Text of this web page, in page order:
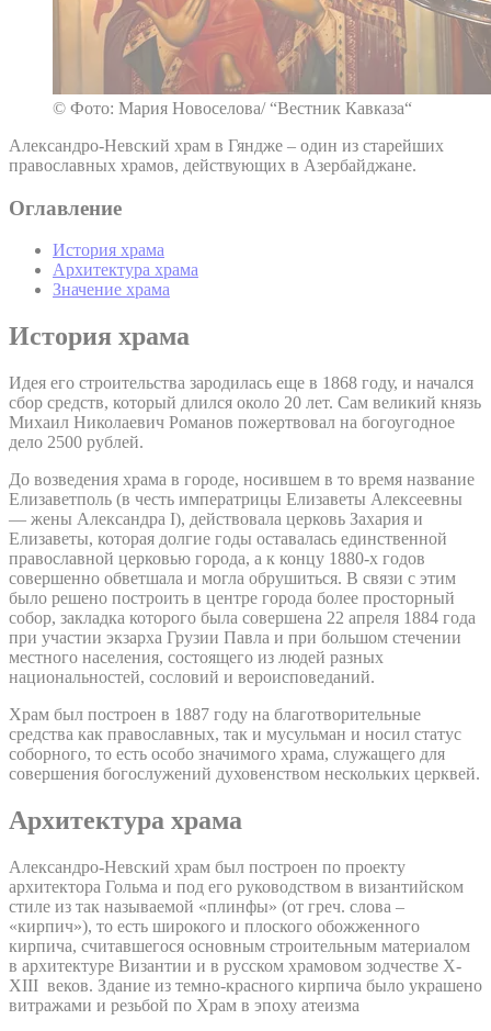
© Фото: Мария Новоселова/ “Вестник Кавказа“
Александро-Невский храм в Гяндже – один из старейших
православных храмов, действующих в Азербайджане.
Оглавление
История храма
Архитектура храма
Значение храма
История храма
Идея его строительства зародилась еще в 1868 году, и начался
сбор средств, который длился около 20 лет. Сам великий князь
Михаил Николаевич Романов пожертвовал на богоугодное
дело 2500 рублей.
До возведения храма в городе, носившем в то время название
Елизаветполь (в честь императрицы Елизаветы Алексеевны
— жены Александра I), действовала церковь Захария и
Елизаветы, которая долгие годы оставалась единственной
православной церковью города, а к концу 1880-х годов
совершенно обветшала и могла обрушиться. В связи с этим
было решено построить в центре города более просторный
собор, закладка которого была совершена 22 апреля 1884 года
при участии экзарха Грузии Павла и при большом стечении
местного населения, состоящего из людей разных
национальностей, сословий и вероисповеданий.
Храм был построен в 1887 году на благотворительные
средства как православных, так и мусульман и носил статус
соборного, то есть особо значимого храма, служащего для
совершения богослужений духовенством нескольких церквей.
Архитектура храма
Александро-Невский храм был построен по проекту
архитектора Гольма и под его руководством в византийском
стиле из так называемой «плинфы» (от греч. слова –
«кирпич»), то есть широкого и плоского обожженного
кирпича, считавшегося основным строительным материалом
в архитектуре Византии и в русском храмовом зодчестве X-
XIII веков. Здание из темно-красного кирпича было украшено
витражами и резьбой по Храм в эпоху атеизма